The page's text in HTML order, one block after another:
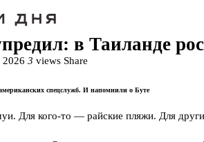
в Таиланде
2026 3 views Share
спецслужб. И напомнили о Буте
Для кого-то — райские пляжи. Для